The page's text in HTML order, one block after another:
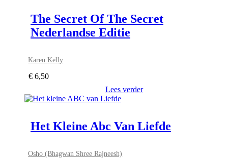
The Secret Of The Secret
Nederlandse Editie
Karen Kelly
€ 6,50
Lees verder
Het Kleine Abc Van Liefde
Osho (Bhagwan Shree Rajneesh)